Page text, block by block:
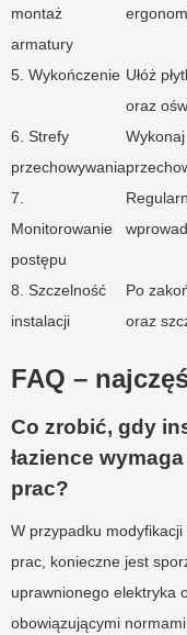
montaż
armatury
5. Wykończenie Ułóż
oraz
6. Strefy
przechowywania
7.
Monitorowanie
postępu
8. Szczelność
instalacji
Po
oraz
FAQ –
Co zrobić, gdy
łazience
prac?
W przypadku
prac, konieczne jest
uprawnionego elektryka
obowiązującymi